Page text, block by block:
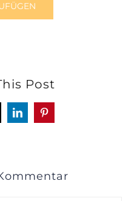
Post
LinkedInPinterest